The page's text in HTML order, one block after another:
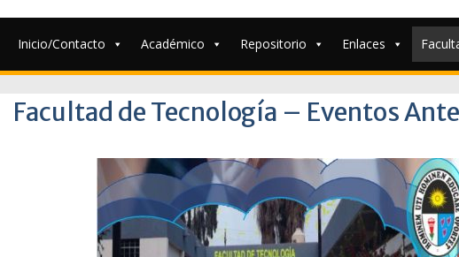
Inicio/Contacto Académico Repositorio Enlaces
Facultad de Tecnología – Eventos